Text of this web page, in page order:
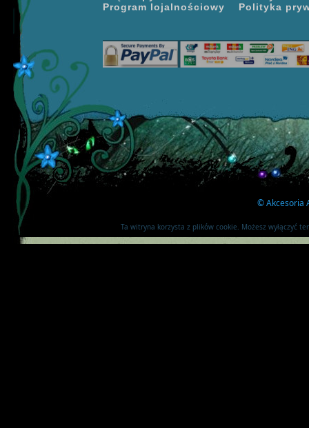
Program lojalnościowy
Polityka
©Akcesoria
Ta witryna korzysta z plików cookie. Możesz wyłączyć